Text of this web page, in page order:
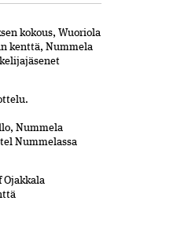
kokous, Wuoriola
kenttä, Nummela
Nummela
Nummelassa
Ojakkala